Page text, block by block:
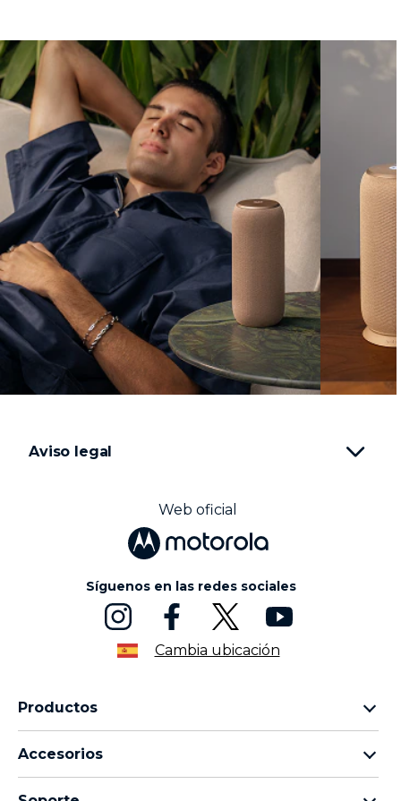
Aviso legal
Web oficial
Síguenos en las redes sociales
Cambia ubicación
Productos
Familia moto g
Accesorios